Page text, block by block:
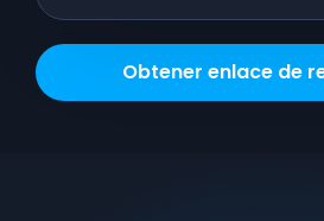
Obtener enlace de